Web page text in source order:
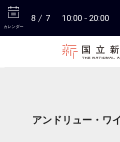
カレンダー
8 7 10:00 20:00
アンドリュー・ワ